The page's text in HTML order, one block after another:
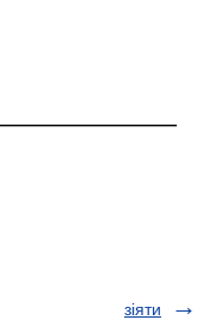
зіяти